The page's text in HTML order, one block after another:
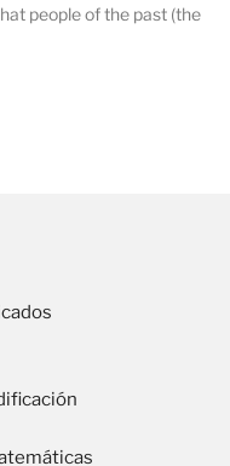
people of the past (the